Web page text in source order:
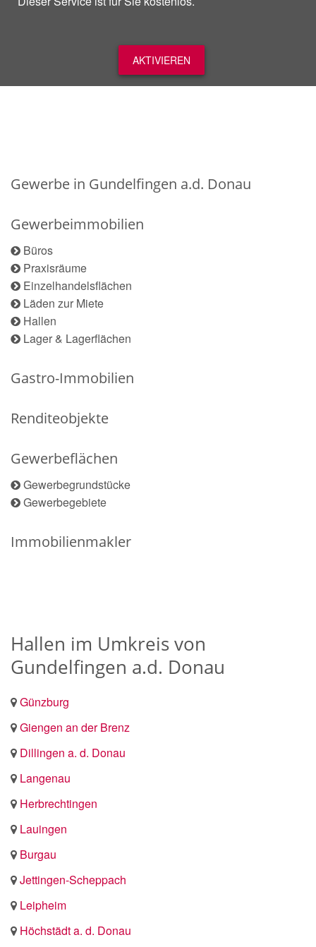
AKTIVIEREN
Gewerbe in Gundelfingen a.d. Donau
Gewerbeimmobilien
Büros
Praxisräume
Einzelhandelsflächen
Läden zur Miete
Hallen
Lager & Lagerflächen
Gastro-Immobilien
Renditeobjekte
Gewerbeflächen
Gewerbegrundstücke
Gewerbegebiete
Immobilienmakler
Hallen im Umkreis von
Gundelfingen a.d. Donau
Günzburg
Giengen an der Brenz
Dillingen a. d. Donau
Langenau
Herbrechtingen
Lauingen
Burgau
Jettingen-Scheppach
Leipheim
Höchstädt a. d. Donau